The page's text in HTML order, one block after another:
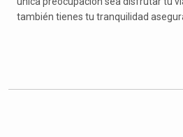
también tienes tu tranquilidad